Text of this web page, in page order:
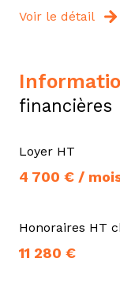
Voir le détail
financières
Loyer HT
4 700 € /
Honoraires HT
11 280 €